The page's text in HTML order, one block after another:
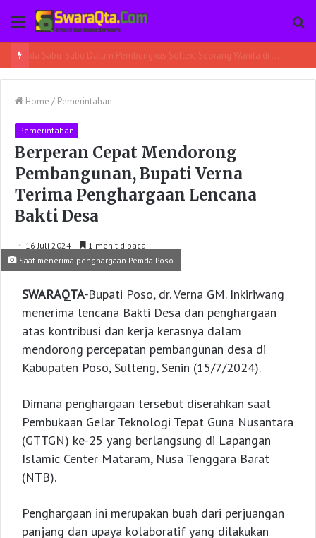
Menu
Home / Pemerintahan
Pemerintahan
Berperan Cepat Mendorong
Pembangunan, Bupati Verna
Terima Penghargaan Lencana
Bakti Desa
16 Juli 2024
1 menit dibaca
Saat menerima penghargaan Pemda Poso
SWARAQTA-Bupati Poso, dr. Verna GM. Inkiriwang
menerima lencana Bakti Desa dan penghargaan
atas kontribusi dan kerja kerasnya dalam
mendorong percepatan pembangunan desa di
Kabupaten Poso, Sulteng, Senin (15/7/2024).
Dimana penghargaan tersebut diserahkan saat
Pembukaan Gelar Teknologi Tepat Guna Nusantara
(GTTGN) ke-25 yang berlangsung di Lapangan
Islamic Center Mataram, Nusa Tenggara Barat
(NTB).
Penghargaan ini merupakan buah dari perjuangan
panjang dan upaya kolaboratif yang dilakukan